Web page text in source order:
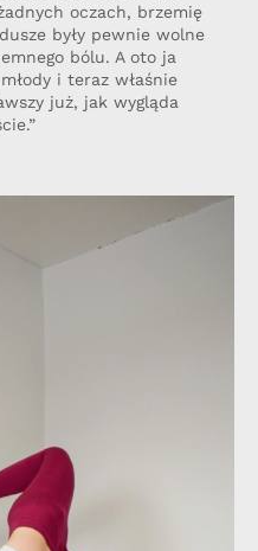
oczach, brzemię
były pewnie wolne
bólu. A oto ja
i teraz właśnie
już, jak wygląda